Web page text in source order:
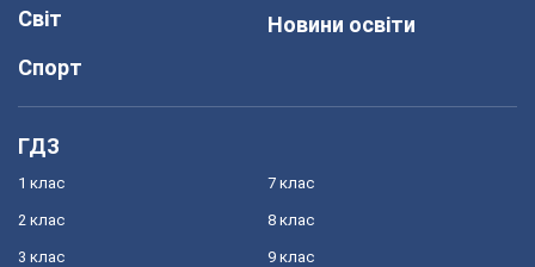
Світ
Спорт
Новини освіти
ГДЗ
1 клас
2 клас
3 клас
7 клас
8 клас
9 клас